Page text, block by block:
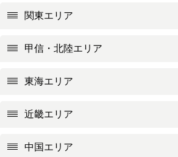
関東エリア
甲信・北陸エリア
東海エリア
近畿エリア
中国エリア